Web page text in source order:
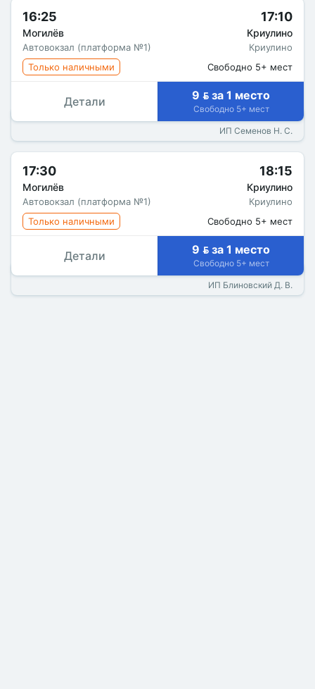
16:25
Могилёв
Автовокзал (платформа №1)
17:10
Криулино
Криулино
Только наличными
Свободно 5+ мест
Детали 9  за 1 место
Свободно 5+ мест
ИП Семенов Н. С.
17:30
Могилёв
Автовокзал (платформа №1)
18:15
Криулино
Криулино
Только наличными
Свободно 5+ мест
Детали 9  за 1 место
Свободно 5+ мест
ИП Блиновский Д. В.